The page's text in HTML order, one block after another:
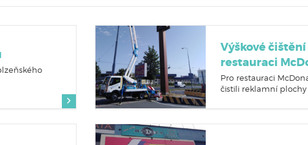
Výškové
restauraci
Pro restauraci
čistili reklamní plochy